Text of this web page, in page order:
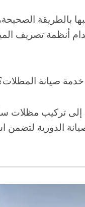
بالطريقة
أنظمة تصريف
صيانة
إلى تركيب مظلات
الدورية لتضمن